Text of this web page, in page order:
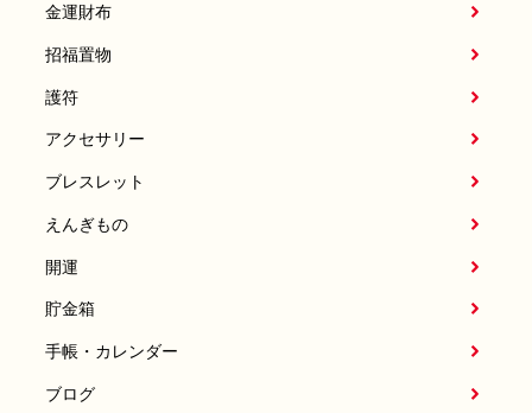
金運財布
招福置物
護符
アクセサリー
ブレスレット
えんぎもの
開運
貯金箱
手帳・カレンダー
ブログ